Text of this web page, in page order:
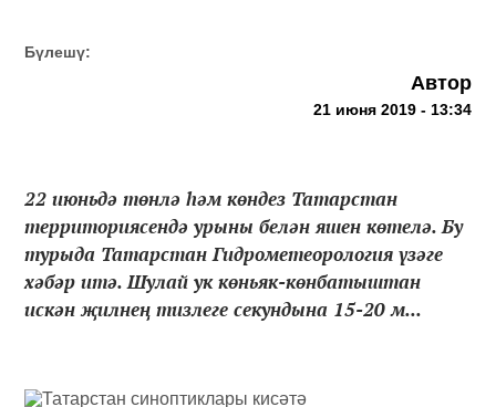
Бүлешү:
Автор
21 июня 2019 - 13:34
22 июньдә төнлә һәм көндез Татарстан
территориясендә урыны белән яшен көтелә. Бу
турыда Татарстан Гидрометеорология үзәге
хәбәр итә. Шулай ук көньяк-көнбатыштан
искән җилнең тизлеге секундына 15-20 м...